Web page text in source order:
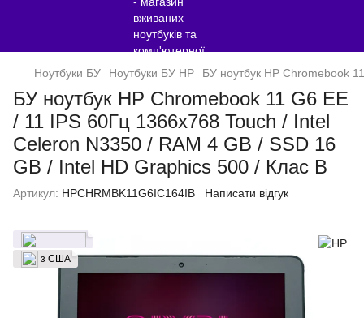
Ноутбуки БУ Ноутбуки БУ HP БУ ноутбук HP Chromebook
БУ ноутбук HP Chromebook 11 G6 EE
/ 11 IPS 60Гц 1366x768 Touch / Intel
Celeron N3350 / RAM 4 GB / SSD 16
GB / Intel HD Graphics 500 / Клас B
Артикул: HPCHRMBK11G6IC164IB Написати відгук
з США